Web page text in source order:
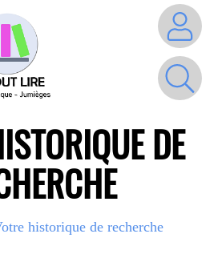
DE
historique de recherche